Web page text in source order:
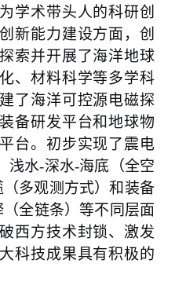
学术带头人的科研创
新能力建设方面，创
索并开展了海洋地球
、材料科学等多学科
了海洋可控源电磁探
备研发平台和地球物
台。初步实现了震电
浅水-深水-海底（全空
（多观测方式）和装备
（全链条）等不同层面
西方技术封锁、激发
科技成果具有积极的